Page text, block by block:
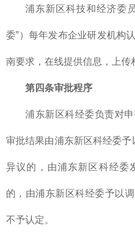
浦东新区科技和经济委
委”）每年发布企业研发机构
南要求，在线提供信息，上传
第四条审批程序
浦东新区科经委负责对
审批结果由浦东新区科经委
异议的，由浦东新区科经委
的，由浦东新区科经委予以
不予认定。